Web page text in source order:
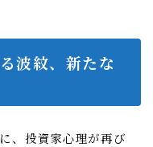
波紋、新たな
、投資家心理が再び